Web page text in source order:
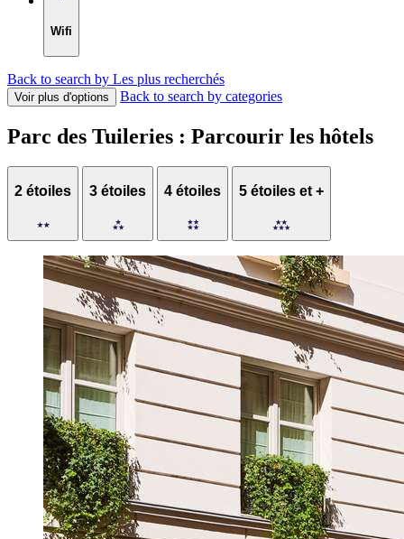
Wifi
Back to search by Les plus recherchés
Voir plus d'options Back to search by categories
Parc des Tuileries : Parcourir les hôtels
2 étoiles 3 étoiles 4 étoiles 5 étoiles et +